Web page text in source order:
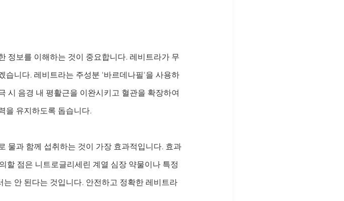
정보를 이해하는 것이 중요합니다. 레비트라가 무
습니다. 레비트라는 주성분 '바르데나필'을 사용하
시 음경 내 평활근을 이완시키고 혈관을 확장하여
을 유지하도록 돕습니다.
물과 함께 섭취하는 것이 가장 효과적입니다. 효과
할 점은 니트로글리세린 계열 심장 약물이나 특정
안 된다는 것입니다. 안전하고 정확한 레비트라